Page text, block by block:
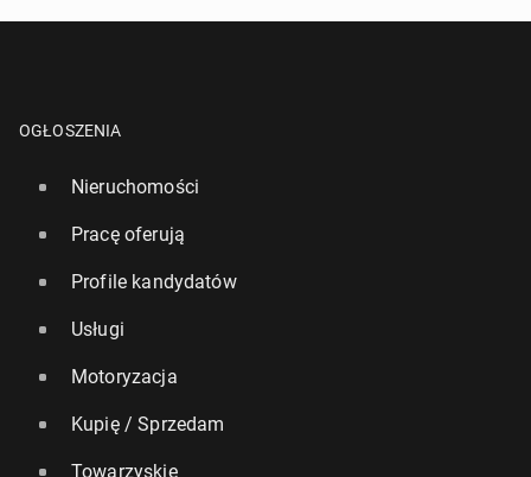
OGŁOSZENIA
Nieruchomości
Pracę oferują
Profile kandydatów
Usługi
Motoryzacja
Kupię / Sprzedam
Towarzyskie